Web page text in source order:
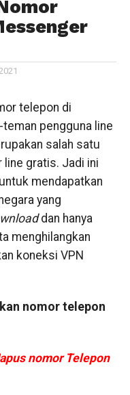
telepon di
pengguna line
salah satu
gratis. Jadi ini
mendapatkan
yang
dan hanya
menghilangkan
koneksi VPN
nomor telepon
nomor Telepon